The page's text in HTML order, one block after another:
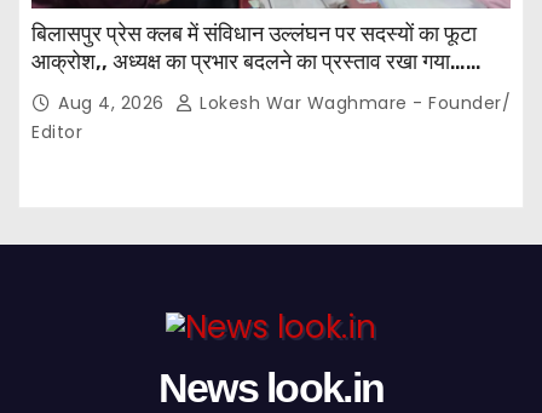
बिलासपुर प्रेस क्लब में संविधान उल्लंघन पर सदस्यों का फूटा
आक्रोश,, अध्यक्ष का प्रभार बदलने का प्रस्ताव रखा गया…
करीब 150 सदस्यों की बैठक में कई अहम प्रस्ताव सर्वसम्मति से
पारित,, पत्रकारों ने कलेक्टर व सहायक पंजीयक को सौंपा
ज्ञापन…
Aug 4, 2026
Lokesh War Waghmare - Founder/
Editor
News look.in